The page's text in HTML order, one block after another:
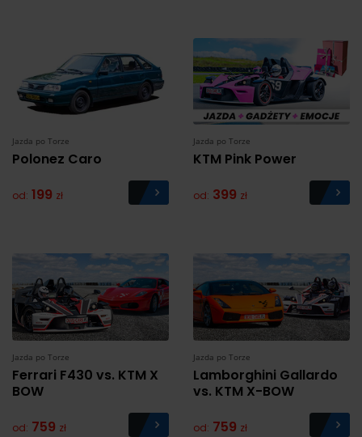
Jazda po Torze
Polonez Caro
od: 199 zł
Jazda po Torze
KTM Pink Power
od: 399 zł
Jazda po Torze
Ferrari F430 vs. KTM X
BOW
od: 759 zł
Jazda po Torze
Lamborghini Gallardo
vs. KTM X-BOW
od: 759 zł